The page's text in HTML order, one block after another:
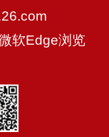
软Edge浏览